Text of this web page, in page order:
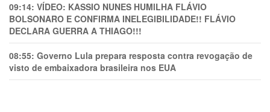
09:14: VÍDEO: KASSIO NUNES HUMlLHA FLÁVIO
BOLSONARO E CONFIRMA INELEGIBILIDADE!! FLÁVIO
DECLARA GUERRA A THIAGO!!!
08:55: Governo Lula prepara resposta contra revogação de
visto de embaixadora brasileira nos EUA